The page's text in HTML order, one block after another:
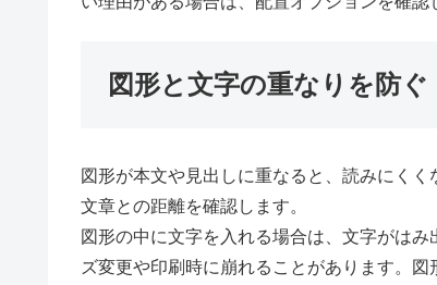
図形と文字の重なりを防ぐ
図形が本文や見出しに重なると、読みにく
文章との距離を確認します。
図形の中に文字を入れる場合は、文字がは
ズ変更や印刷時に崩れることがあります。